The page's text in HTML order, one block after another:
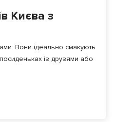
Києва з
Вони ідеально смакують
із друзями або